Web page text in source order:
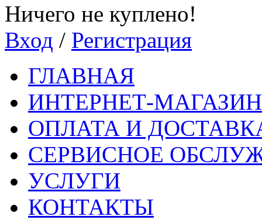
Ничего не куплено!
Вход / Регистрация
ГЛАВНАЯ
ИНТЕРНЕТ-МАГАЗИН
ОПЛАТА И
СЕРВИСНОЕ
УСЛУГИ
КОНТАКТЫ